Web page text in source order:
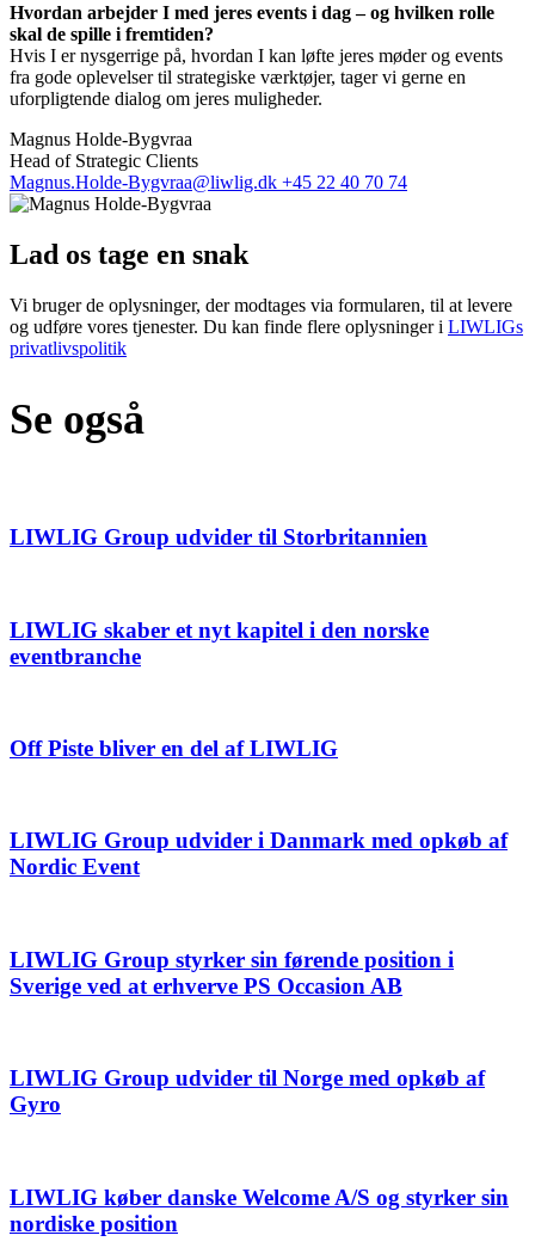
Hvordan arbejder I med jeres events i dag – og hvilken rolle
skal de spille i fremtiden?
Hvis I er nysgerrige på, hvordan I kan løfte jeres møder og events
fra gode oplevelser til strategiske værktøjer, tager vi gerne en
uforpligtende dialog om jeres muligheder.
Magnus Holde-Bygvraa
Head of Strategic Clients
Magnus.Holde-Bygvraa@liwlig.dk +45 22 40 70 74
Lad os tage en snak
Vi bruger de oplysninger, der modtages via formularen, til at levere
og udføre vores tjenester. Du kan finde flere oplysninger i LIWLIGs
privatlivspolitik
Se også
LIWLIG Group udvider til Storbritannien
LIWLIG skaber et nyt kapitel i den norske
eventbranche
Off Piste bliver en del af LIWLIG
LIWLIG Group udvider i Danmark med opkøb af
Nordic Event
LIWLIG Group styrker sin førende position i
Sverige ved at erhverve PS Occasion AB
LIWLIG Group udvider til Norge med opkøb af
Gyro
LIWLIG køber danske Welcome A/S og styrker sin
nordiske position